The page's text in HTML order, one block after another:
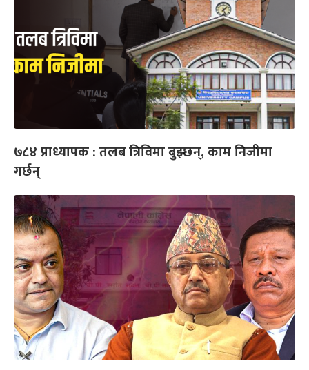
७८४ प्राध्यापक : तलब त्रिविमा बुझ्छन्, काम निजीमा
गर्छन्